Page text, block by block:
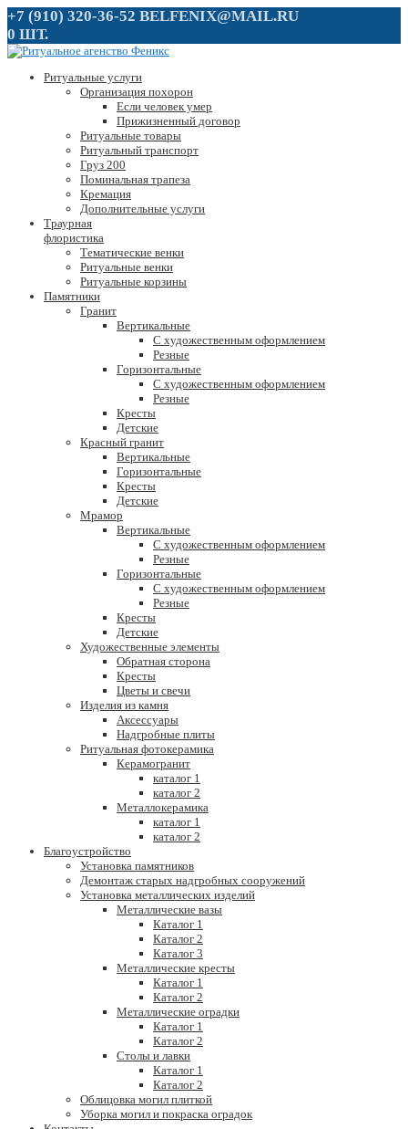
+7 (910) 320-36-52 BELFENIX@MAIL.RU
0 ШТ.
Ритуальные услуги
Организация похорон
Если человек умер
Прижизненный договор
Ритуальные товары
Ритуальный транспорт
Груз 200
Поминальная трапеза
Кремация
Дополнительные услуги
Траурная
флористика
Тематические венки
Ритуальные венки
Ритуальные корзины
Памятники
Гранит
Вертикальные
С художественным оформлением
Резные
Горизонтальные
С художественным оформлением
Резные
Кресты
Детские
Красный гранит
Вертикальные
Горизонтальные
Кресты
Детские
Мрамор
Вертикальные
С художественным оформлением
Резные
Горизонтальные
С художественным оформлением
Резные
Кресты
Детские
Художественные элементы
Обратная сторона
Кресты
Цветы и свечи
Изделия из камня
Аксессуары
Надгробные плиты
Ритуальная фотокерамика
Керамогранит
каталог 1
каталог 2
Металлокерамика
каталог 1
каталог 2
Благоустройство
Установка памятников
Демонтаж старых надгробных сооружений
Установка металлических изделий
Металлические вазы
Каталог 1
Каталог 2
Каталог 3
Металлические кресты
Каталог 1
Каталог 2
Металлические оградки
Каталог 1
Каталог 2
Столы и лавки
Каталог 1
Каталог 2
Облицовка могил плиткой
Уборка могил и покраска оградок